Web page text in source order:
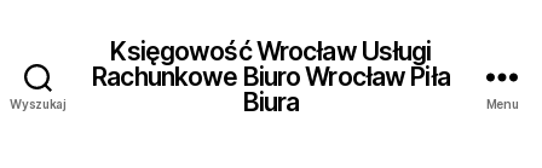
Wyszukaj
Księgowość Wrocław Usługi
Rachunkowe Biuro Wrocław Piła
Biura
Menu